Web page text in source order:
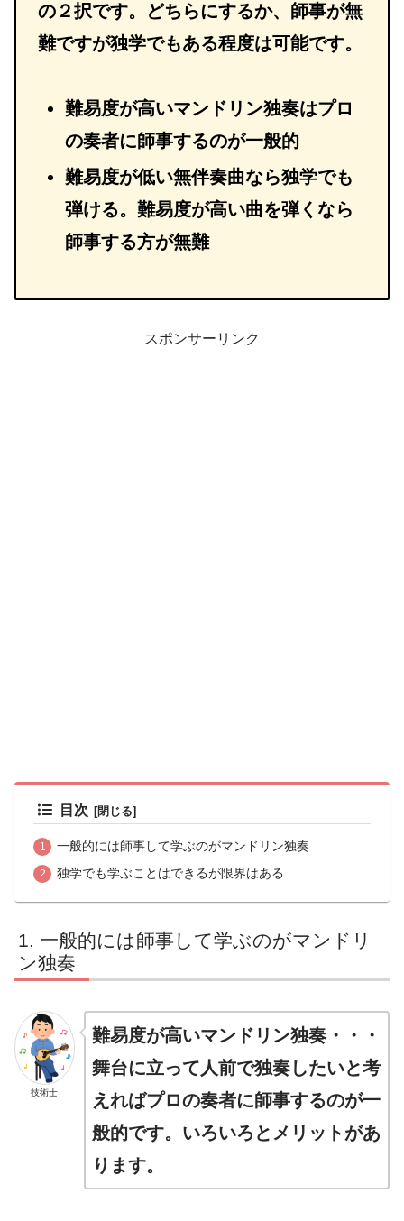
の２択です。どちらにするか、師事が無
難ですが独学でもある程度は可能です。
難易度が高いマンドリン独奏はプロ
の奏者に師事するのが一般的
難易度が低い無伴奏曲なら独学でも
弾ける。難易度が高い曲を弾くなら
師事する方が無難
スポンサーリンク
目次
一般的には師事して学ぶのがマンドリン独奏
独学でも学ぶことはできるが限界はある
一般的には師事して学ぶのがマンドリ
ン独奏
技術士
難易度が高いマンドリン独奏・・・
舞台に立って人前で独奏したいと考
えればプロの奏者に師事するのが一
般的です。いろいろとメリットがあ
ります。